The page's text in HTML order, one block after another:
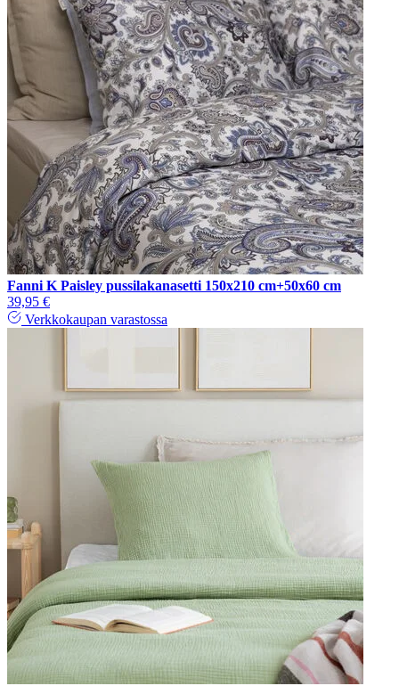
Fanni K Paisley pussilakanasetti 150x210 cm+50x60 cm
39,95 €
Verkkokaupan varastossa